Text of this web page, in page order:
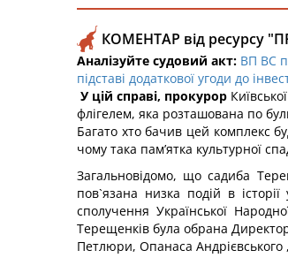
КОМЕНТАР від ресурсу
Аналізуйте судовий акт: ВП ВС
підставі додаткової угоди до
У цій справі, прокурор
флігелем, яка розташована по
Багато хто бачив цей комплекс
чому така пам’ятка культурної
Загальновідомо, що садиба
пов`язана низка подій в
сполучення Української
Терещенків була обрана
Петлюри, Опанаса